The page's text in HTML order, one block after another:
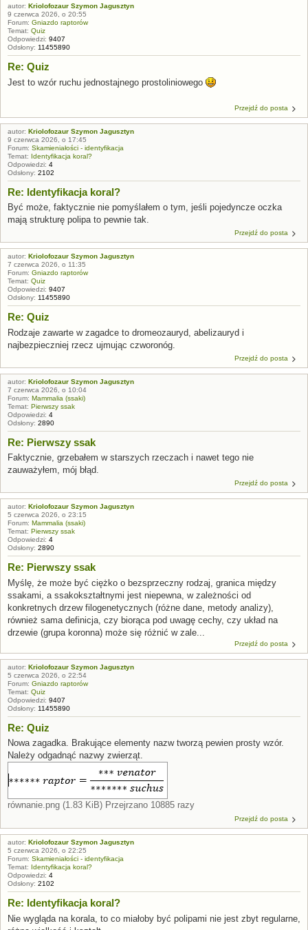
autor: Kriolofozaur Szymon Jagusztyn
9 czerwca 2026, o 20:55
Forum: Gniazdo raptorów
Temat: Quiz
Odpowiedzi: 9407
Odsłony: 11455890
Re: Quiz
Jest to wzór ruchu jednostajnego prostoliniowego
Przejdź do posta
autor: Kriolofozaur Szymon Jagusztyn
9 czerwca 2026, o 17:45
Forum: Skamieniałości - identyfikacja
Temat: Identyfikacja koral?
Odpowiedzi: 4
Odsłony: 2102
Re: Identyfikacja koral?
Być może, faktycznie nie pomyślałem o tym, jeśli pojedyncze oczka
mają strukturę polipa to pewnie tak.
Przejdź do posta
autor: Kriolofozaur Szymon Jagusztyn
7 czerwca 2026, o 11:35
Forum: Gniazdo raptorów
Temat: Quiz
Odpowiedzi: 9407
Odsłony: 11455890
Re: Quiz
Rodzaje zawarte w zagadce to dromeozauryd, abelizauryd i
najbezpieczniej rzecz ujmując czworonóg.
Przejdź do posta
autor: Kriolofozaur Szymon Jagusztyn
7 czerwca 2026, o 10:04
Forum: Mammalia (ssaki)
Temat: Pierwszy ssak
Odpowiedzi: 4
Odsłony: 2890
Re: Pierwszy ssak
Faktycznie, grzebałem w starszych rzeczach i nawet tego nie
zauważyłem, mój błąd.
Przejdź do posta
autor: Kriolofozaur Szymon Jagusztyn
5 czerwca 2026, o 23:15
Forum: Mammalia (ssaki)
Temat: Pierwszy ssak
Odpowiedzi: 4
Odsłony: 2890
Re: Pierwszy ssak
Myślę, że może być ciężko o bezsprzeczny rodzaj, granica między
ssakami, a ssakokształtnymi jest niepewna, w zależności od
konkretnych drzew filogenetycznych (różne dane, metody analizy),
również sama definicja, czy biorąca pod uwagę cechy, czy układ na
drzewie (grupa koronna) może się różnić w zale...
Przejdź do posta
autor: Kriolofozaur Szymon Jagusztyn
5 czerwca 2026, o 22:54
Forum: Gniazdo raptorów
Temat: Quiz
Odpowiedzi: 9407
Odsłony: 11455890
Re: Quiz
Nowa zagadka. Brakujące elementy nazw tworzą pewien prosty wzór.
Należy odgadnąć nazwy zwierząt.
równanie.png (1.83 KiB) Przejrzano 10885 razy
Przejdź do posta
autor: Kriolofozaur Szymon Jagusztyn
5 czerwca 2026, o 22:25
Forum: Skamieniałości - identyfikacja
Temat: Identyfikacja koral?
Odpowiedzi: 4
Odsłony: 2102
Re: Identyfikacja koral?
Nie wygląda na korala, to co miałoby być polipami nie jest zbyt regularne,